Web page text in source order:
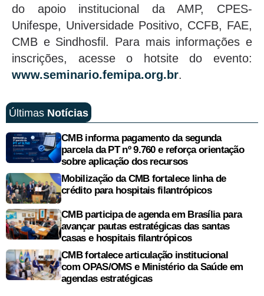
do apoio institucional da AMP, CPES-
Unifespe, Universidade Positivo, CCFB, FAE,
CMB e Sindhosfil. Para mais informações e
inscrições, acesse o hotsite do evento:
www.seminario.femipa.org.br.
Últimas Notícias
CMB informa pagamento da segunda
parcela da PT nº 9.760 e reforça orientação
sobre aplicação dos recursos
Mobilização da CMB fortalece linha de
crédito para hospitais filantrópicos
CMB participa de agenda em Brasília para
avançar pautas estratégicas das santas
casas e hospitais filantrópicos
CMB fortalece articulação institucional
com OPAS/OMS e Ministério da Saúde em
agendas estratégicas